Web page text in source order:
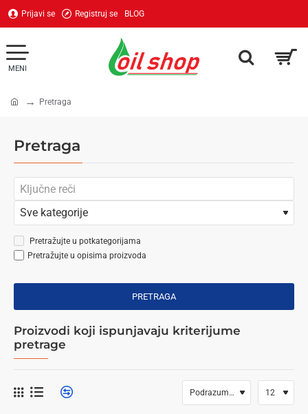
Prijavi se Registruj se BLOG
Pretraga
Pretraga
Pretražujte u potkategorijama
Pretražujte u opisima proizvoda
PRETRAGA
Proizvodi koji ispunjavaju kriterijume
pretrage